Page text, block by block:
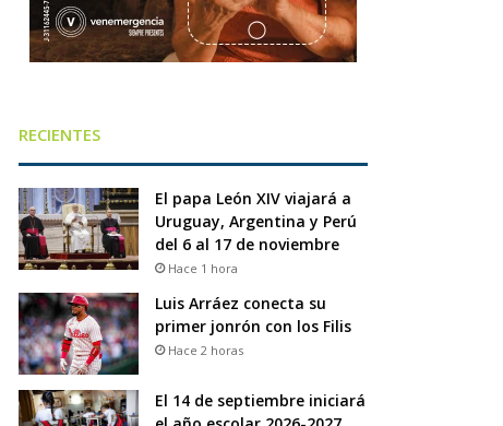
RECIENTES
El papa León XIV viajará a
Uruguay, Argentina y Perú
del 6 al 17 de noviembre
Hace 1 hora
Luis Arráez conecta su
primer jonrón con los Filis
Hace 2 horas
El 14 de septiembre iniciará